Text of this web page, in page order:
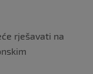
rješavati na